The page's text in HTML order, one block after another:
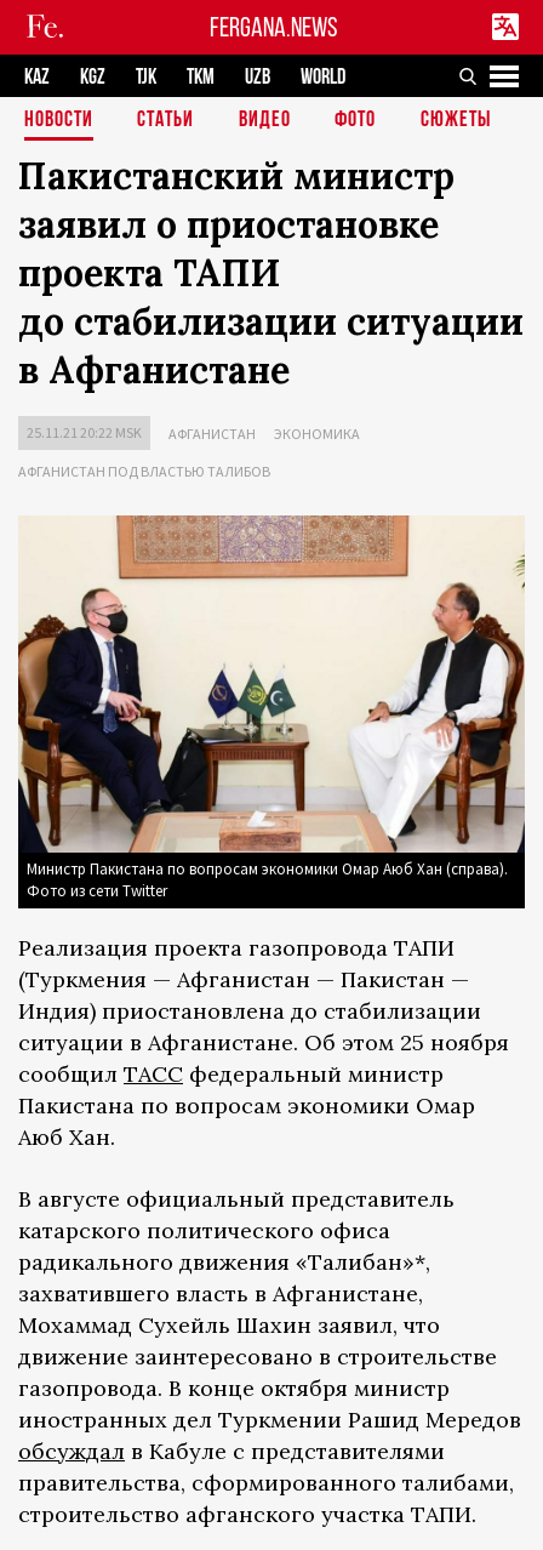
FERGANA.NEWS
KAZ KGZ TJK TKM UZB
WORLD
НОВОСТИ
СТАТЬИ ВИДЕО ФОТО СЮЖЕТЫ
Пакистанский министр
заявил о приостановке
проекта ТАПИ
до стабилизации ситуации
в Афганистане
25.11.21 20:22 MSK АФГАНИСТАН ЭКОНОМИКА
АФГАНИСТАН ПОД ВЛАСТЬЮ ТАЛИБОВ
Министр Пакистана по вопросам экономики Омар Аюб Хан (справа).
Фото из сети Twitter
Реализация проекта газопровода ТАПИ
(Туркмения — Афганистан — Пакистан —
Индия) приостановлена до стабилизации
ситуации в Афганистане. Об этом 25 ноября
сообщил ТАСС федеральный министр
Пакистана по вопросам экономики Омар
Аюб Хан.
В августе официальный представитель
катарского политического офиса
радикального движения «Талибан»*,
захватившего власть в Афганистане,
Мохаммад Сухейль Шахин заявил, что
движение заинтересовано в строительстве
газопровода. В конце октября министр
иностранных дел Туркмении Рашид Мередов
обсуждал в Кабуле с представителями
правительства, сформированного талибами,
строительство афганского участка ТАПИ.